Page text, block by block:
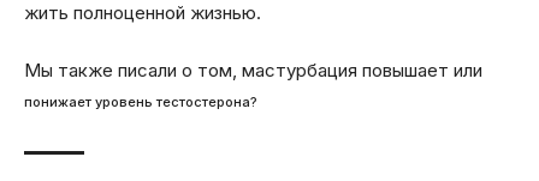
жить полноценной жизнью.
Мы также писали о том, мастурбация повышает или
понижает уровень тестостерона?